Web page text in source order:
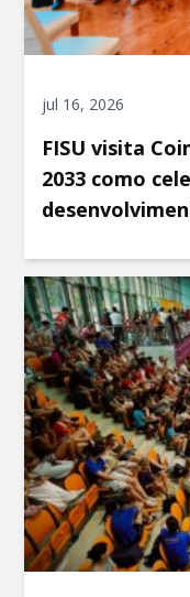
jul 16, 2026
FISU visita
2033 como